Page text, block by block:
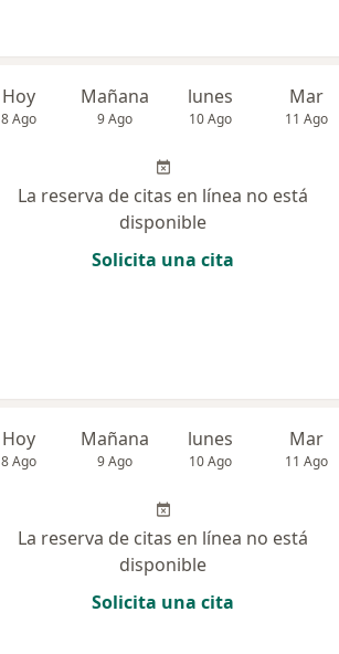
Hoy
8 Ago
Mañana
9 Ago
lunes
10 Ago
Mar
11 Ago
La reserva de citas en línea no está
disponible
Solicita una cita
Hoy
8 Ago
Mañana
9 Ago
lunes
10 Ago
Mar
11 Ago
La reserva de citas en línea no está
disponible
Solicita una cita